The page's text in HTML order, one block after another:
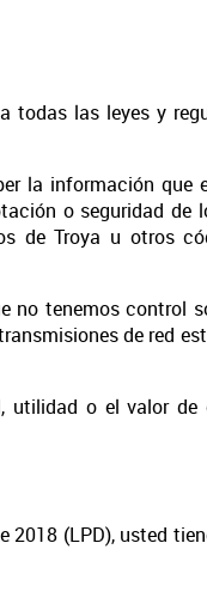
las leyes y
la información que
o seguridad de
de Troya u otros
no tenemos control
de red
o el valor de
(LPD), usted